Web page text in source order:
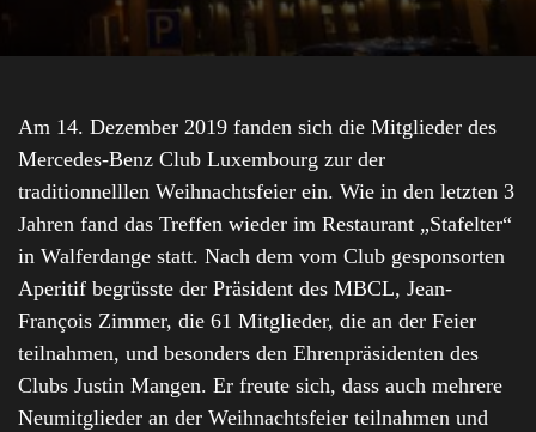
Am 14. Dezember 2019 fanden sich die Mitglieder des
Mercedes-Benz Club Luxembourg zur der
traditionnelllen Weihnachtsfeier ein. Wie in den letzten 3
Jahren fand das Treffen wieder im Restaurant „Stafelter“
in Walferdange statt. Nach dem vom Club gesponsorten
Aperitif begrüsste der Präsident des MBCL, Jean-
François Zimmer, die 61 Mitglieder, die an der Feier
teilnahmen, und besonders den Ehrenpräsidenten des
Clubs Justin Mangen. Er freute sich, dass auch mehrere
Neumitglieder an der Weihnachtsfeier teilnahmen und